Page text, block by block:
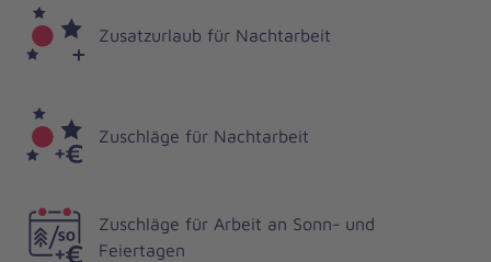
Zusatzurlaub für Nachtarbeit
Zuschläge für Nachtarbeit
Zuschläge für Arbeit an Sonn- und
Feiertagen